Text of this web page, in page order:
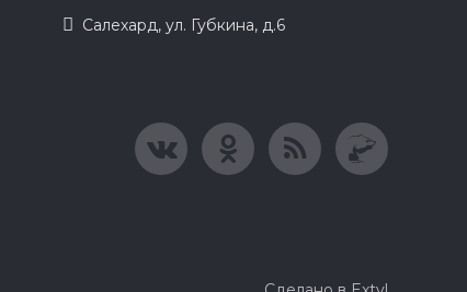
Салехард, ул. Губкина, д.6